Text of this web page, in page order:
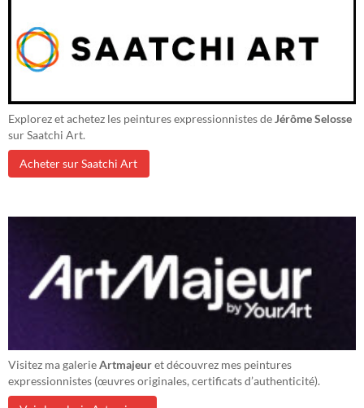
Explorez et achetez les peintures expressionnistes de Jérôme Selosse
sur Saatchi Art.
Acheter sur Saatchi Art
Visitez ma galerieArtmajeuret découvrez mes peintures
expressionnistes (œuvres originales, certificats d’authenticité).